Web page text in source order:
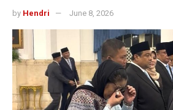
by Hendri June 8, 2026